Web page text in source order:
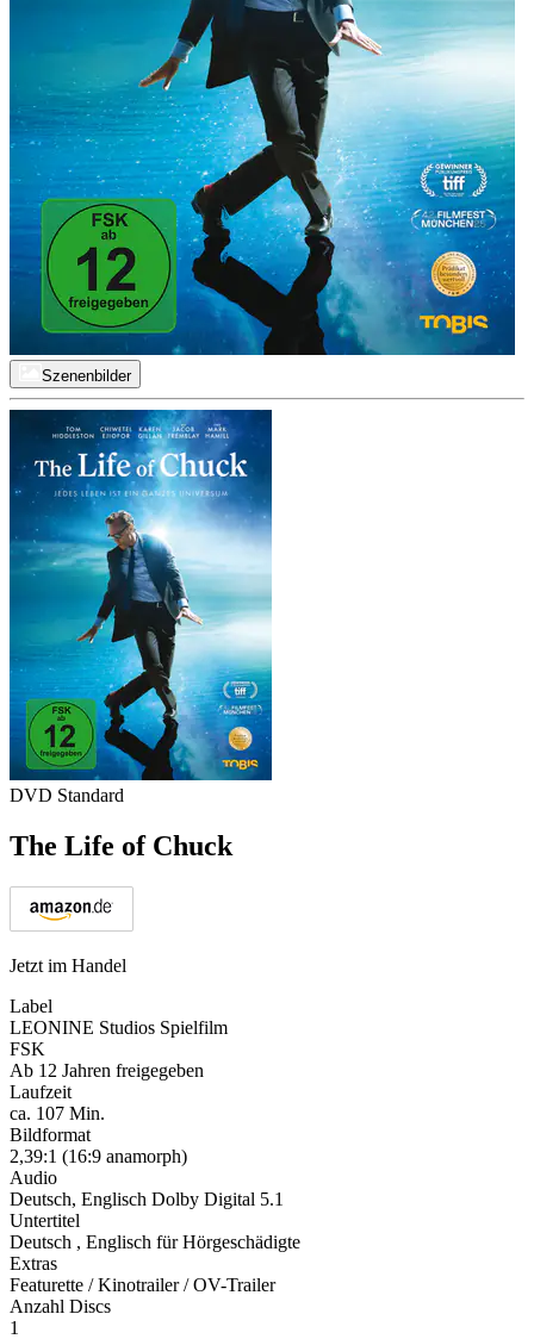
Szenenbilder
DVD Standard
The Life of Chuck
Jetzt im Handel
Label
LEONINE Studios Spielfilm
FSK
Ab 12 Jahren freigegeben
Laufzeit
ca. 107 Min.
Bildformat
2,39:1 (16:9 anamorph)
Audio
Deutsch, Englisch Dolby Digital 5.1
Untertitel
Deutsch , Englisch für Hörgeschädigte
Extras
Featurette / Kinotrailer / OV-Trailer
Anzahl Discs
1